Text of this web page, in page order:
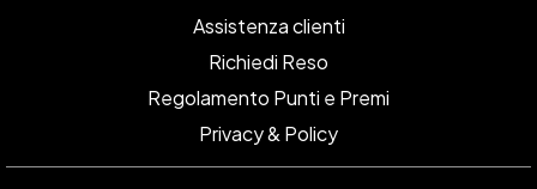
Assistenza clienti
Richiedi Reso
Regolamento Punti e Premi
Privacy & Policy